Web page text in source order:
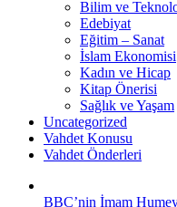
Bilim ve
Edebiyat
Eğitim – Sanat
İslam Ekonomisi
Kadın ve Hicap
Kitap Önerisi
Sağlık ve Yaşam
Uncategorized
Vahdet Konusu
Vahdet Önderleri
BBC’nin İmam